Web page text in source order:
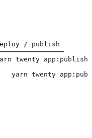
/ publish
twenty
yarn twenty